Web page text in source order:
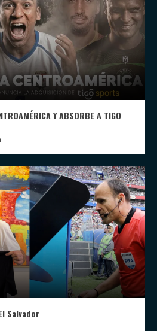
Y ABSORBE A TIGO
Salvador